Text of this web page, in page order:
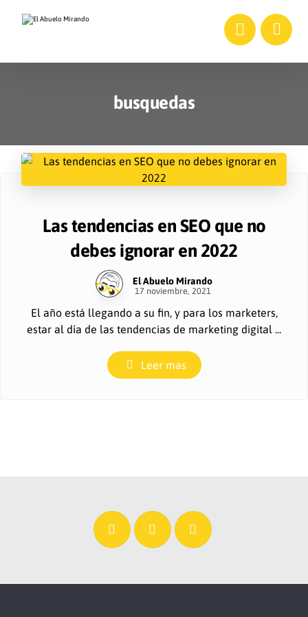
busquedas
Las tendencias en SEO que no
debes ignorar en 2022
El Abuelo Mirando
17 noviembre, 2021
El año está llegando a su fin, y para los marketers,
estar al día de las tendencias de marketing digital ...
Leer mas